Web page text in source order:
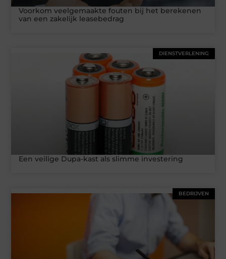
Voorkom veelgemaakte fouten bij het berekenen
van een zakelijk leasebedrag
DIENSTVERLENING
Een veilige Dupa-kast als slimme investering
BEDRIJVEN